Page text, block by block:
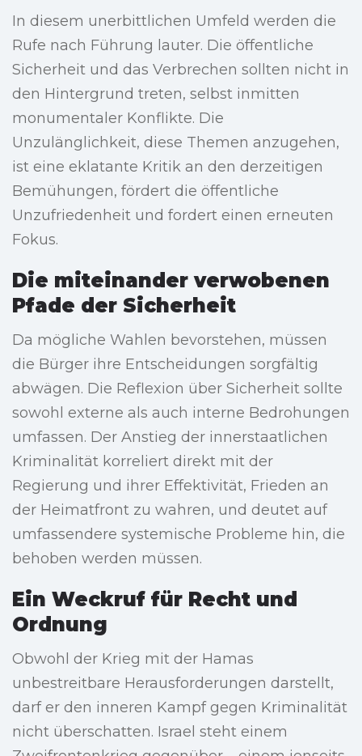
In diesem unerbittlichen Umfeld werden die
Rufe nach Führung lauter. Die öffentliche
Sicherheit und das Verbrechen sollten nicht in
den Hintergrund treten, selbst inmitten
monumentaler Konflikte. Die
Unzulänglichkeit, diese Themen anzugehen,
ist eine eklatante Kritik an den derzeitigen
Bemühungen, fördert die öffentliche
Unzufriedenheit und fordert einen erneuten
Fokus.
Die miteinander verwobenen
Pfade der Sicherheit
Da mögliche Wahlen bevorstehen, müssen
die Bürger ihre Entscheidungen sorgfältig
abwägen. Die Reflexion über Sicherheit sollte
sowohl externe als auch interne Bedrohungen
umfassen. Der Anstieg der innerstaatlichen
Kriminalität korreliert direkt mit der
Regierung und ihrer Effektivität, Frieden an
der Heimatfront zu wahren, und deutet auf
umfassendere systemische Probleme hin, die
behoben werden müssen.
Ein Weckruf für Recht und
Ordnung
Obwohl der Krieg mit der Hamas
unbestreitbare Herausforderungen darstellt,
darf er den inneren Kampf gegen Kriminalität
nicht überschatten. Israel steht einem